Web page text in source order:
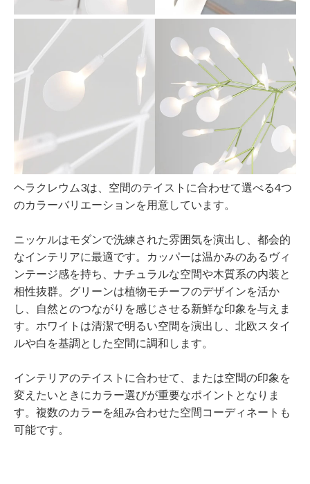
ヘラクレウム3は、空間のテイストに合わせて選べる4つ
のカラーバリエーションを用意しています。
ニッケルはモダンで洗練された雰囲気を演出し、都会的
なインテリアに最適です。カッパーは温かみのあるヴィ
ンテージ感を持ち、ナチュラルな空間や木質系の内装と
相性抜群。グリーンは植物モチーフのデザインを活か
し、自然とのつながりを感じさせる新鮮な印象を与えま
す。ホワイトは清潔で明るい空間を演出し、北欧スタイ
ルや白を基調とした空間に調和します。
インテリアのテイストに合わせて、または空間の印象を
変えたいときにカラー選びが重要なポイントとなりま
す。複数のカラーを組み合わせた空間コーディネートも
可能です。